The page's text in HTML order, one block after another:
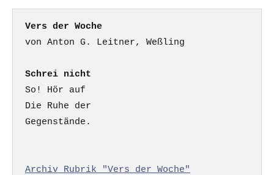
Vers der Woche
Schrei nicht
So! Hör auf
Die Ruhe der
Gegenstände.
Archiv Rubrik "Vers der Woche"